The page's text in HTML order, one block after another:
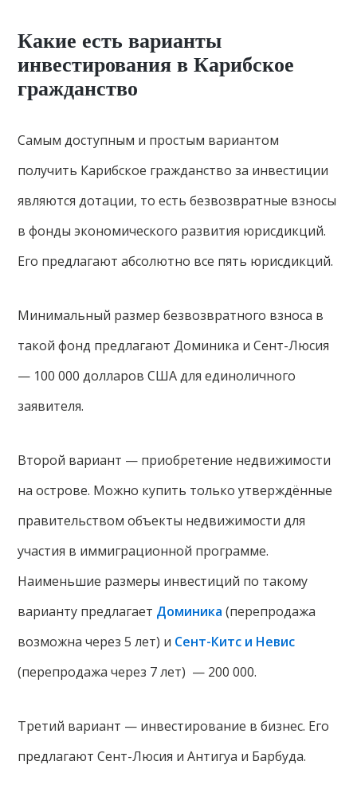
Какие есть варианты
инвестирования в Карибское
гражданство
Самым доступным и простым вариантом
получить Карибское гражданство за инвестиции
являются дотации, то есть безвозвратные взносы
в фонды экономического развития юрисдикций.
Его предлагают абсолютно все пять юрисдикций.
Минимальный размер безвозвратного взноса в
такой фонд предлагают Доминика и Сент-Люсия
— 100 000 долларов США для единоличного
заявителя.
Второй вариант — приобретение недвижимости
на острове. Можно купить только утверждённые
правительством объекты недвижимости для
участия в иммиграционной программе.
Наименьшие размеры инвестиций по такому
варианту предлагает Доминика (перепродажа
возможна через 5 лет) и Сент-Китс и Невис
(перепродажа через 7 лет) — 200 000.
Третий вариант — инвестирование в бизнес. Его
предлагают Сент-Люсия и Антигуа и Барбуда.